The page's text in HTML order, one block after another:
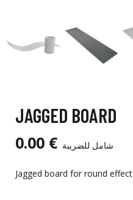
JAGGED BOARD
0.00 € شامل للضريبة
Jagged board for round effect